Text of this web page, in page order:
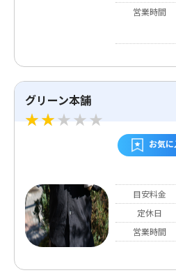
営業時間
グリーン本舗
お気に
目安料金
定休日
営業時間